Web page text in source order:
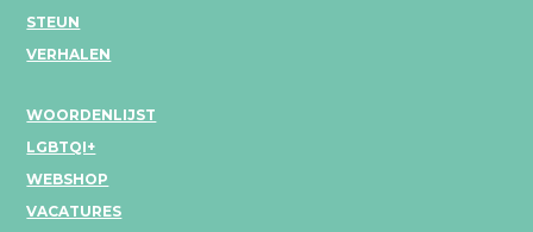
STEUN
VERHALEN
WOORDENLIJST
LGBTQI+
WEBSHOP
VACATURES